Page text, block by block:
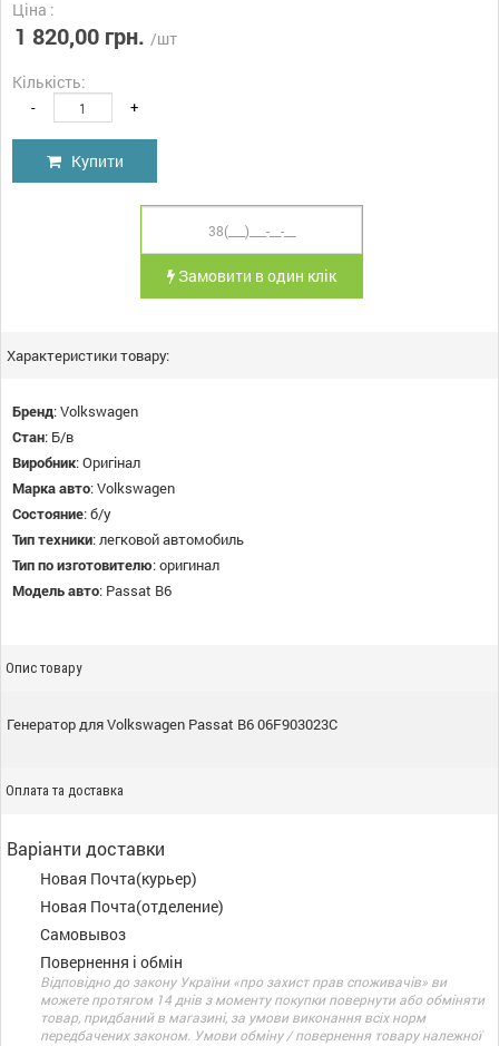
Ціна :
1 820,00 грн. /шт
Кількість:
- +
Купити
Замовити в один клік
Характеристики товару:
Бренд:Volkswagen
Стан: Б/в
Виробник:Оригінал
Марка авто:Volkswagen
Состояние:б/у
Тип техники:легковой автомобиль
Тип по изготовителю:оригинал
Модель авто: Passat B6
Опис товару
Генератор для Volkswagen Passat B6 06F903023C
Оплата та доставка
Варіанти доставки
Новая Почта(курьер)
Новая Почта(отделение)
Самовывоз
Повернення і обмін
Відповідно до закону України «про захист прав споживачів» ви
можете протягом 14 днів з моменту покупки повернути або обміняти
товар, придбаний в магазині, за умови виконання всіх норм
передбачених законом. Умови обміну / повернення товару належної